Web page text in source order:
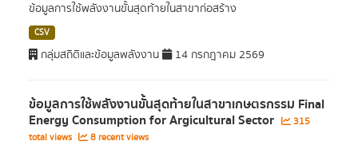
ข้อมูลการใช้พลังงานขั้นสุดท้ายในสาขาก่อสร้าง
CSV
กลุ่มสถิติและข้อมูลพลังงาน 14 กรกฎาคม 2569
ข้อมูลการใช้พลังงานขั้นสุดท้ายในสาขาเกษตรกรรม Final
Energy Consumption for Argicultural Sector
315
total views
8 recent views